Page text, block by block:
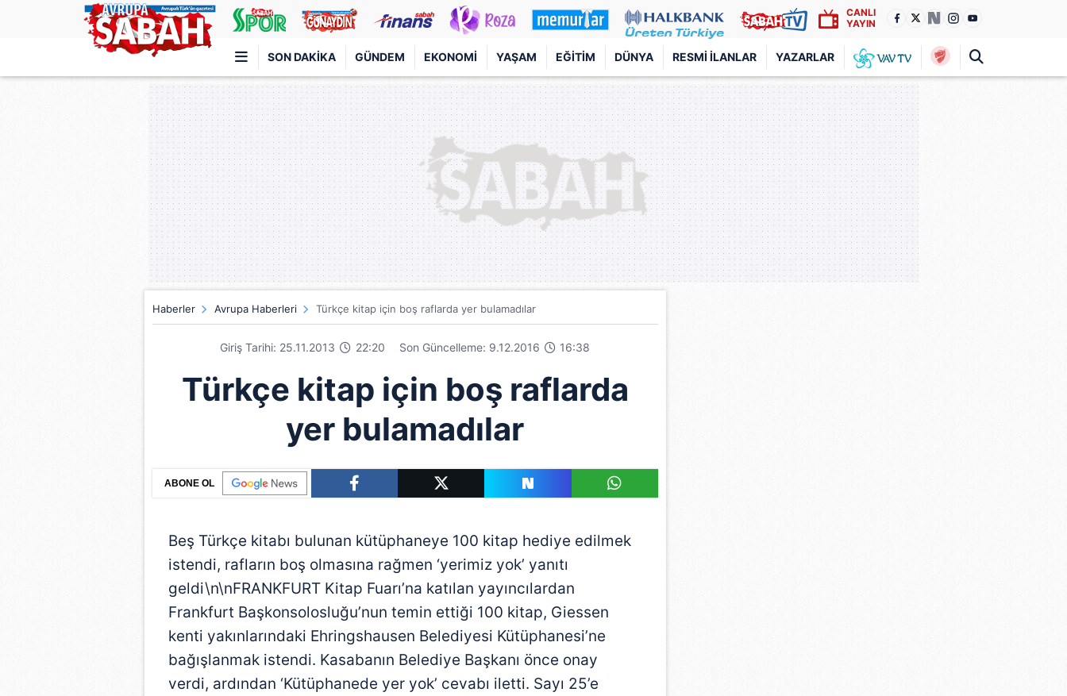
CANLI
YAYIN
SON DAKIKA GÜNDEM EKONOMI YAŞAM EĞITIM DÜNYA RESMI İLANLAR YAZARLAR
Türkiye'nin en iyi haber sitesi
Haberler Avrupa Haberleri Türkçe kitap için boş raflarda yer bulamadılar
Giriş Tarihi: 25.11.2013 22:20 Son Güncelleme: 9.12.2016 16:38
Türkçe kitap için boş raflarda
yer bulamadılar
ABONE OL
Beş Türkçe kitabı bulunan kütüphaneye 100 kitap hediye edilmek
istendi, rafların boş olmasına rağmen ‘yerimiz yok’ yanıtı
geldi\n\nFRANKFURT Kitap Fuarı’na katılan yayıncılardan
Frankfurt Başkonsolosluğu’nun temin ettiği 100 kitap, Giessen
kenti yakınlarındaki Ehringshausen Belediyesi Kütüphanesi’ne
bağışlanmak istendi. Kasabanın Belediye Başkanı önce onay
verdi, ardından ‘Kütüphanede yer yok’ cevabı iletti. Sayı 25’e